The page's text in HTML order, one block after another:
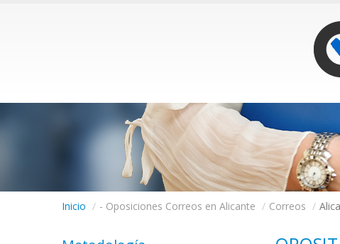
Inicio / - Oposiciones Correos en Alicante / Correos /